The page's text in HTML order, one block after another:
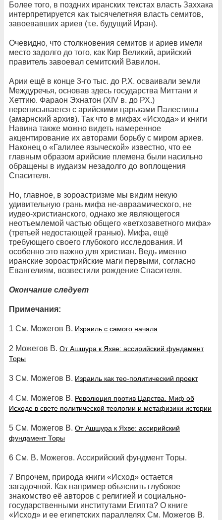
Более того, в поздних иранских текстах власть Заххака
интерпретируется как тысячелетняя власть семитов,
завоевавших ариев (т.е. будущий Иран).
Очевидно, что столкновения семитов и ариев имели
место задолго до того, как Кир Великий, арийский
правитель завоевал семитский Вавилон.
Арии ещё в конце 3-го тыс. до Р.Х. осваивали земли
Междуречья, основав здесь государства Миттани и
Хеттию. Фараон Эхнатон (XIV в. до РХ.)
переписывается с арийскими царьками Палестины
(амарнский архив). Так что в мифах «Исхода» и книги
Навина также можно видеть намеренное
акцентирование их авторами борьбу с миром ариев.
Наконец о «Галилее языческой» известно, что ее
главным образом арийские племена были насильно
обращены в иудаизм незадолго до воплощения
Спасителя.
Но, главное, в зороастризме мы видим некую
удивительную грань мифа не-авраамического, не
иудео-христианского, однако же являющегося
неотъемлемой частью общего «ветхозаветного мифа»
(третьей недостающей гранью). Мифа, ещё
требующего своего глубокого исследования. И
особенно это важно для христиан. Ведь именно
иранские зороастрийские маги первыми, согласно
Евангелиям, возвестили рождение Спасителя.
Окончание следует
Примечания:
1 См. Можегов В. Израиль с самого начала
2 Можегов В. От Ашшура к Яхве: ассирийский фундамент
Торы
3 См. Можегов В. Израиль как тео-политический проект
4 См. Можегов В. Революция против Царства. Миф об
Исходе в свете политической теологии и метафизики истории
5 См. Можегов В. От Ашшура к Яхве: ассирийский
фундамент Торы
6 См. В. Можегов. Ассирийский фундмент Торы.
7 Впрочем, природа книги «Исход» остается
загадочной. Как например объяснить глубокое
знакомство её авторов с религией и социально-
государственными институтами Египта? О книге
«Исход» и ее египетских параллелях См. Можегов В.